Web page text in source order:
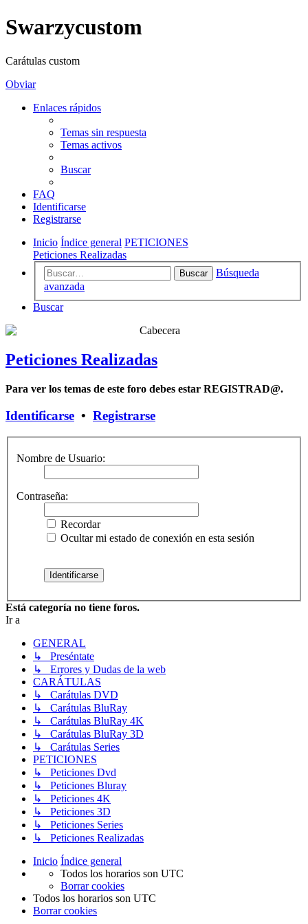
Swarzycustom
Carátulas custom
Obviar
Enlaces rápidos
Temas sin respuesta
Temas activos
Buscar
FAQ
Identificarse
Registrarse
Inicio Índice general PETICIONES
Peticiones Realizadas
Buscar
Búsqueda
avanzada
Buscar
Peticiones Realizadas
Para ver los temas de este foro debes estar REGISTRAD@.
Identificarse • Registrarse
Nombre de Usuario:
Contraseña:
Recordar
Ocultar mi estado de conexión en esta sesión
Está categoría no tiene foros.
Ir a
GENERAL
↳ Preséntate
↳ Errores y Dudas de la web
CARÁTULAS
↳ Carátulas DVD
↳ Carátulas BluRay
↳ Carátulas BluRay 4K
↳ Carátulas BluRay 3D
↳ Carátulas Series
PETICIONES
↳ Peticiones Dvd
↳ Peticiones Bluray
↳ Peticiones 4K
↳ Peticiones 3D
↳ Peticiones Series
↳ Peticiones Realizadas
Inicio Índice general
Todos los horarios son UTC
Borrar cookies
Todos los horarios son UTC
Borrar cookies